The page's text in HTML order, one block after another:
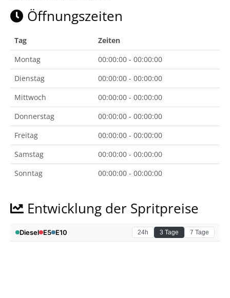
Öffnungszeiten
Tag
Zeiten
Montag
00:00:00 - 00:00:00
Dienstag
00:00:00 - 00:00:00
Mittwoch
00:00:00 - 00:00:00
Donnerstag
00:00:00 - 00:00:00
Freitag
00:00:00 - 00:00:00
Samstag
00:00:00 - 00:00:00
Sonntag
00:00:00 - 00:00:00
Entwicklung der Spritpreise